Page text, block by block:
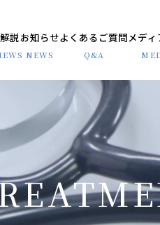
説お知らせ
NEWS
よくあるご質問
Q&A
メデ